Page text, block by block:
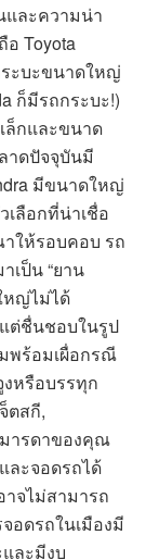
และความน่า
Toyota
ะบะขนาดใหญ่
ก็มีรถกระบะ!)
ล็กและขนาด
าดปัจจุบันมี
มีขนาดใหญ่
เลือกที่น่าเชื่อ
ให้รอบคอบ รถ
เป็น “ยาน
หญ่ไม่ได้
ต่ชื่นชอบในรูป
พร้อมเผื่อกรณี
หรือบรรทุก
ตสกี,
มารดาของคุณ
ละจอดรถได้
จไม่สามารถ
อดรถในเมืองมี
ละมีงบ